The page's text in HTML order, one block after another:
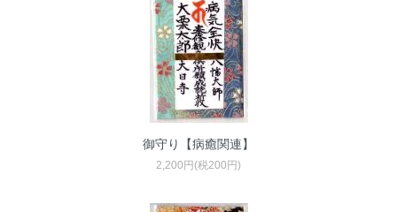
御守り【病癒関連】
2,200円(税200円)